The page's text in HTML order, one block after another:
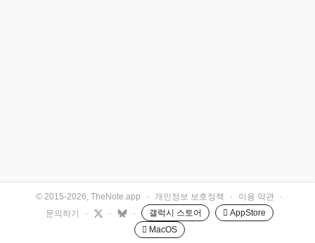
© 2015-2026, TheNote.app · 개인정보 보호정책 · 이용 약관
·
문의하기
· · · 갤럭시 스토어
 AppStore
 MacOS